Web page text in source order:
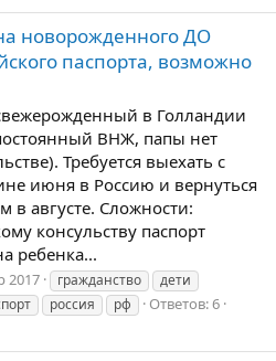
новорожденного ДО
паспорта, возможно
в Голландии
ВНЖ, папы нет
Требуется выехать с
июня в Россию и вернуться
в августе. Сложности:
консульству паспорт
ребенка...
2017 гражданство
дети
россия рф
Ответов: 6